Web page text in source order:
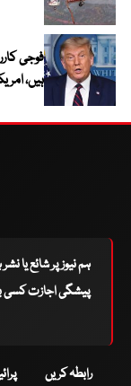
فوجی
ہیں،
ہم نیوز پر شائع یا
پیشگی اجازت کسی
رابطہ کریں